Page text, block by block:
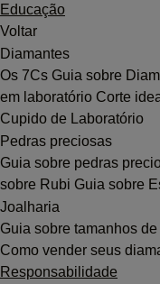
Educação
Voltar
Diamantes
Os 7Cs Guia sobre
em laboratório Corte
Cupido de Laboratório
Pedras preciosas
Guia sobre pedras
sobre Rubi Guia sobre
Joalharia
Guia sobre tamanhos
Como vender seus
Responsabilidade